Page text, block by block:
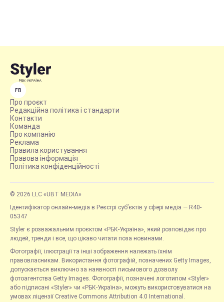
FB
Про проєкт
Редакційна політика і стандарти
Контакти
Команда
Про компанію
Реклама
Правила користування
Правова інформація
Політика конфіденційності
© 2026 LLC «UBT MEDIA»
Ідентифікатор онлайн-медіа в Реєстрі суб’єктів у сфері медіа — R40-
05347
Styler є розважальним проєктом «РБК-Україна», який розповідає про
людей, тренди і все, що цікаво читати поза новинами.
Фотографії, ілюстрації та інші зображення належать їхнім
правовласникам. Використання фотографій, позначених Getty Images,
допускається виключно за наявності письмового дозволу
фотоагентства Getty Images. Фотографії, позначені логотипом «Styler»
або підписані «Styler» чи «РБК-Україна», можуть використовуватися на
умовах ліцензії Creative Commons Attribution 4.0 International.